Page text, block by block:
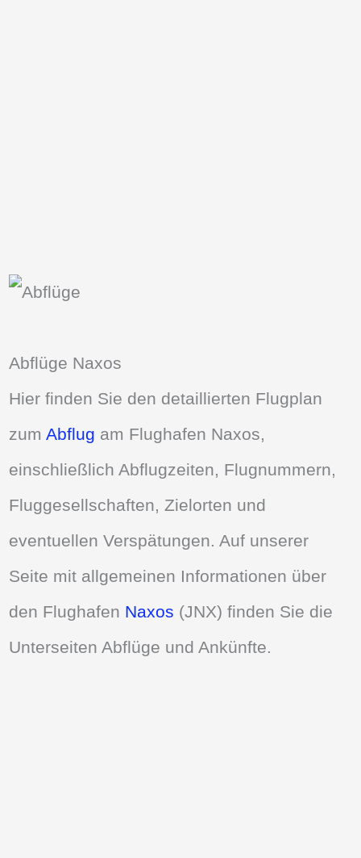
Abflüge Naxos
Hier finden Sie den detaillierten Flugplan
zumAbflug am Flughafen Naxos,
einschließlich Abflugzeiten, Flugnummern,
Fluggesellschaften, Zielorten und
eventuellen Verspätungen. Auf unserer
Seite mit allgemeinen Informationen über
den Flughafen Naxos (JNX) finden Sie die
Unterseiten Abflüge und Ankünfte.